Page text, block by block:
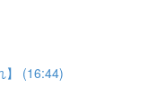
】 (16:44)